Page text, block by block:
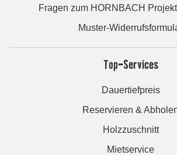
Fragen zum HORNBACH
Muster-
Top-Services
Dauertiefpreis
Reservieren &
Holzzuschnitt
Mietservice